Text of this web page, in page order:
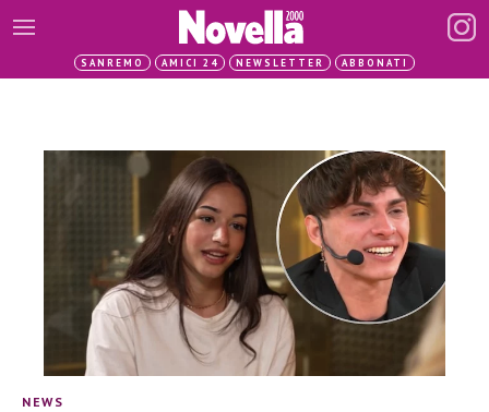
SANREMO AMICI 24 NEWSLETTER ABBONATI
NEWS